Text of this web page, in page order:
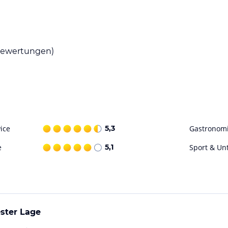
an dem Sie entspannen und die
Schwimmbad, das sich in der Nähe
wie Wandern, Radfahren und
5,3
5,1 Sport &
Lage